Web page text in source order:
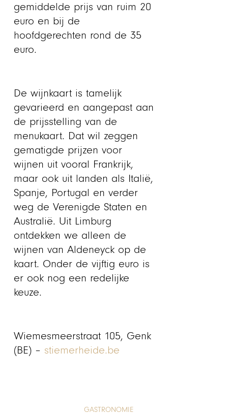
gemiddelde prijs van ruim 20
euro en bij de
hoofdgerechten rond de 35
euro.
De wijnkaart is tamelijk
gevarieerd en aangepast aan
de prijsstelling van de
menukaart. Dat wil zeggen
gematigde prijzen voor
wijnen uit vooral Frankrijk,
maar ook uit landen als Italië,
Spanje, Portugal en verder
weg de Verenigde Staten en
Australië. Uit Limburg
ontdekken we alleen de
wijnen van Aldeneyck op de
kaart. Onder de vijftig euro is
er ook nog een redelijke
keuze.
Wiemesmeerstraat 105, Genk
(BE) – stiemerheide.be
GASTRONOMIE